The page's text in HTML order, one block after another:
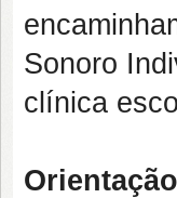
Sonoro
clínica